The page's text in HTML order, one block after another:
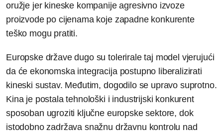
oružje jer kineske kompanije agresivno izvoze
proizvode po cijenama koje zapadne konkurente
teško mogu pratiti.
Europske države dugo su tolerirale taj model vjerujući
da će ekonomska integracija postupno liberalizirati
kineski sustav. Međutim, dogodilo se upravo suprotno.
Kina je postala tehnološki i industrijski konkurent
sposoban ugroziti ključne europske sektore, dok
istodobno zadržava snažnu državnu kontrolu nad